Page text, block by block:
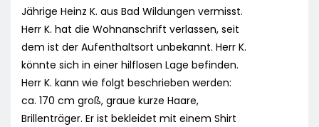
Jährige Heinz K. aus Bad Wildungen vermisst.
Herr K. hat die Wohnanschrift verlassen, seit
dem ist der Aufenthaltsort unbekannt. Herr K.
könnte sich in einer hilflosen Lage befinden.
Herr K. kann wie folgt beschrieben werden:
ca. 170 cm groß, graue kurze Haare,
Brillenträger. Er ist bekleidet mit einem Shirt